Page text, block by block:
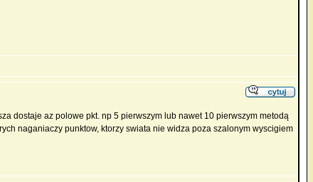
dostaje az polowe pkt. np 5 pierwszym lub nawet 10 pierwszym metodą
naganiaczy punktow, ktorzy swiata nie widza poza szalonym wyscigiem